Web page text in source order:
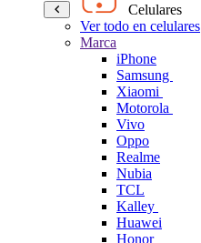
Celulares
Ver todo en celulares
Marca
iPhone
Samsung
Xiaomi
Motorola
Vivo
Oppo
Realme
Nubia
TCL
Kalley
Huawei
Honor